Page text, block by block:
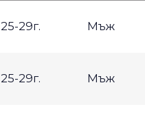
25-29г. Мъж
25-29г. Мъж